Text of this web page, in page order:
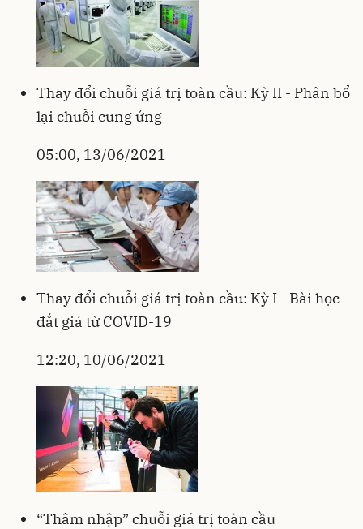
Thay đổi chuỗi giá trị toàn cầu: Kỳ II - Phân bổ
lại chuỗi cung ứng
05:00, 13/06/2021
Thay đổi chuỗi giá trị toàn cầu: Kỳ I - Bài học
đắt giá từ COVID-19
12:20, 10/06/2021
“Thâm nhập” chuỗi giá trị toàn cầu